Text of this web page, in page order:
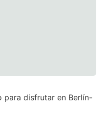
para disfrutar en Berlín-